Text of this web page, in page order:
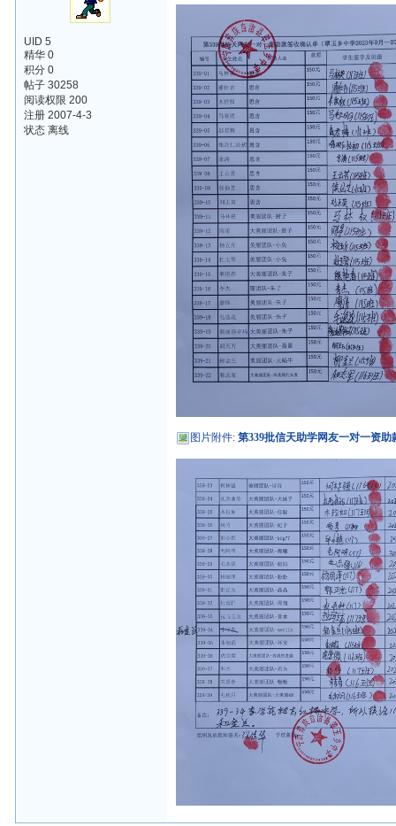
UID 5
精华 0
积分 0
帖子 30258
阅读权限 200
注册 2007-4-3
状态 离线
图片附件:第339批信天助学网友一对一资